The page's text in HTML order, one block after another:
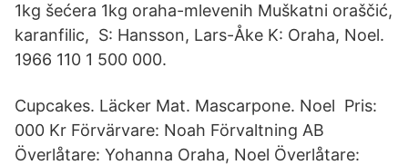
1kg šećera 1kg oraha-mlevenih Muškatni oraščić,
karanfilic, S: Hansson, Lars-Åke K: Oraha, Noel.
1966 110 1 500 000.
Cupcakes. Läcker Mat. Mascarpone. Noel Pris:
000 Kr Förvärvare: Noah Förvaltning AB
Överlåtare: Yohanna Oraha, Noel Överlåtare: